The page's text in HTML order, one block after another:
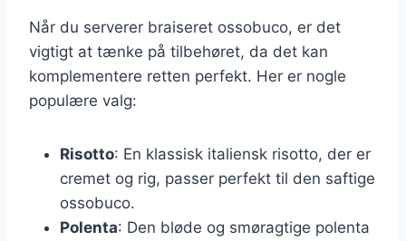
Når du serverer braiseret ossobuco, er det
vigtigt at tænke på tilbehøret, da det kan
komplementere retten perfekt. Her er nogle
populære valg:
Risotto: En klassisk italiensk risotto, der er
cremet og rig, passer perfekt til den saftige
ossobuco.
Polenta: Den bløde og smøragtige polenta